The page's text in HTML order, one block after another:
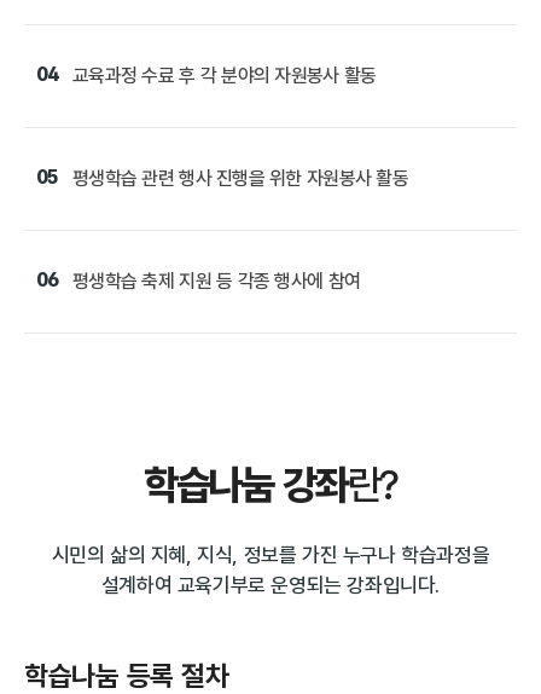
04 교육과정 수료 후 각 분야의 자원봉사 활동
05 평생학습 관련 행사 진행을 위한 자원봉사 활동
06 평생학습 축제 지원 등 각종 행사에 참여
학습나눔 강좌란?
시민의 삶의 지혜, 지식, 정보를 가진 누구나 학습과정을
설계하여 교육기부로 운영되는 강좌입니다.
학습나눔 등록 절차